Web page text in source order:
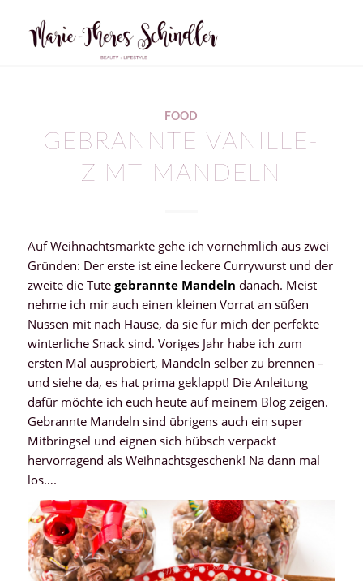
FOOD
GEBRANNTE VANILLE-
ZIMT-MANDELN
Auf Weihnachtsmärkte gehe ich vornehmlich aus zwei
Gründen: Der erste ist eine leckere Currywurst und der
zweite die Tüte gebrannte Mandeln danach. Meist
nehme ich mir auch einen kleinen Vorrat an süßen
Nüssen mit nach Hause, da sie für mich der perfekte
winterliche Snack sind. Voriges Jahr habe ich zum
ersten Mal ausprobiert, Mandeln selber zu brennen –
und siehe da, es hat prima geklappt! Die Anleitung
dafür möchte ich euch heute auf meinem Blog zeigen.
Gebrannte Mandeln sind übrigens auch ein super
Mitbringsel und eignen sich hübsch verpackt
hervorragend als Weihnachtsgeschenk! Na dann mal
los….